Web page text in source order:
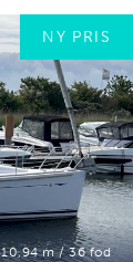
NY PRIS
10,94 m / 36 fod